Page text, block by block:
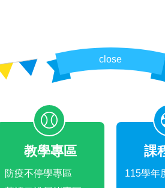
close
教學專區
防疫不停學專區
課
115學年